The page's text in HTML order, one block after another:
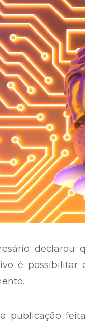
declarou
é possibilitar
publicação